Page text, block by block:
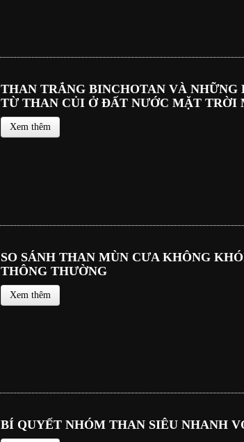
THAN TRẮNG BINCHOTAN VÀ NHỮNG
TỪ THAN CỦI Ở ĐẤT NƯỚC MẶT TRỜI
Xem thêm
SO SÁNH THAN MÙN CƯA KHÔNG
THÔNG THƯỜNG
Xem thêm
BÍ QUYẾT NHÓM THAN SIÊU NHANH